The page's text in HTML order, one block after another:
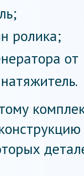
ролика;